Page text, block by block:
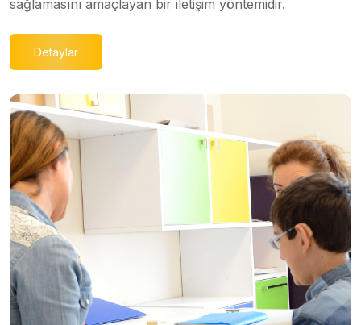
sağlamasını amaçlayan bir iletişim yöntemidir.
Detaylar